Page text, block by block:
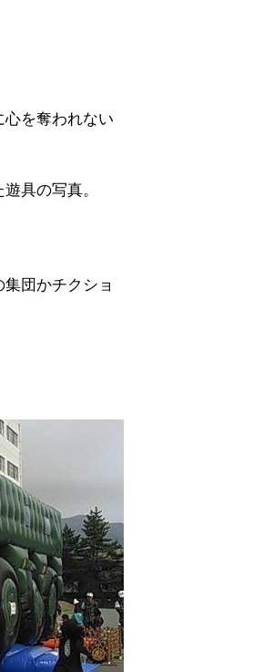
を奪われない
具の写真。
団かチクショ